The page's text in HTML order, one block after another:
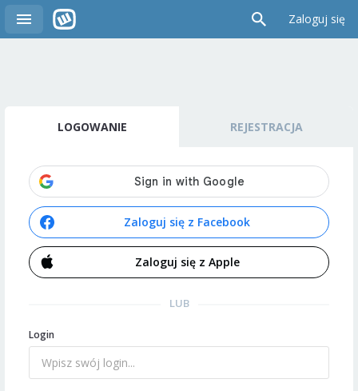
Zaloguj się
LOGOWANIE REJESTRACJA
Zaloguj się z Facebook
Zaloguj się z Apple
LUB
Login